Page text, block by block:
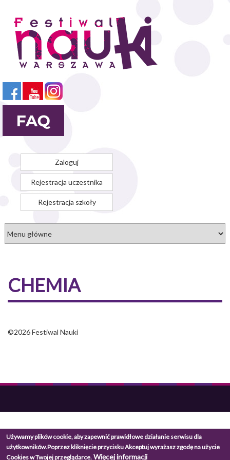
treści
Zaloguj
Rejestracja uczestnika
Rejestracja szkoły
CHEMIA
©2026 Festiwal Nauki
Używamy plików cookie, aby zapewnić prawidłowe działanie serwisu dla
użytkowników.Poprzez kliknięcie przycisku Akceptuj wyrażasz zgodę na użycie
Cookies w Twojej przeglądarce. Więcej informacji